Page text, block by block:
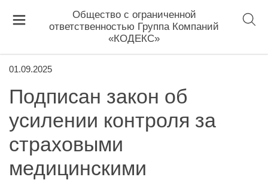
Общество с ограниченной
ответственностью Группа Компаний
«КОДЕКС»
01.09.2025
Подписан закон об
усилении контроля за
страховыми
медицинскими